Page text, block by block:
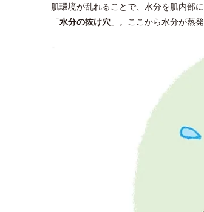
肌環境が乱れることで、水分を肌内部
「水分の抜け穴 」。ここから水分が蒸